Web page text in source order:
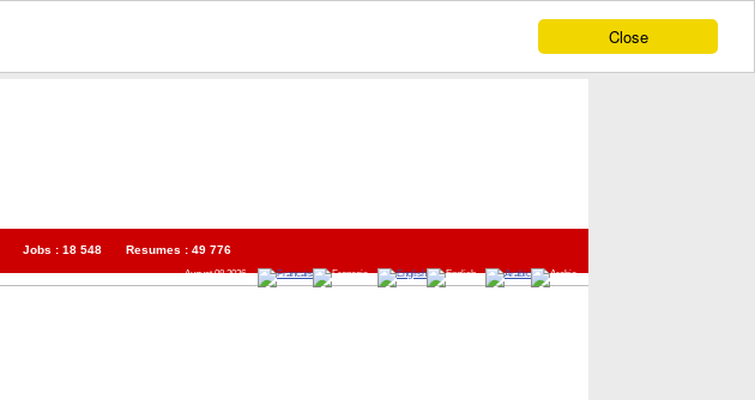
Close
Jobs : 18 548 Resumes : 49 776
August 08 2026